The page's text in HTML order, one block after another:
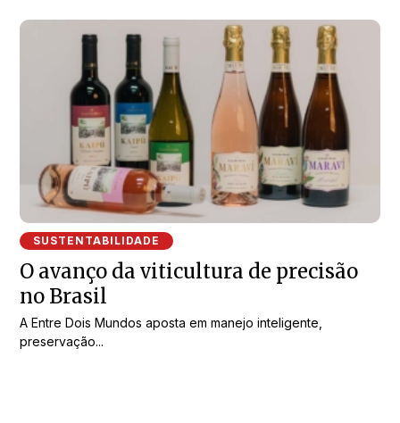
SUSTENTABILIDADE
O avanço da viticultura de precisão
no Brasil
A Entre Dois Mundos aposta em manejo inteligente,
preservação...